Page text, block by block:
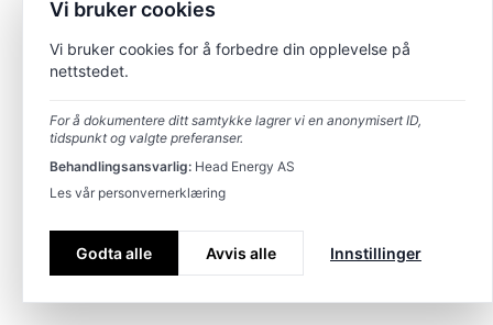
Vi bruker cookies
Vi bruker cookies for å forbedre din opplevelse på
nettstedet.
For å dokumentere ditt samtykke lagrer vi en anonymisert ID,
tidspunkt og valgte preferanser.
Behandlingsansvarlig: Head Energy AS
Les vår personvernerklæring
Godta alle Avvis alle Innstillinger